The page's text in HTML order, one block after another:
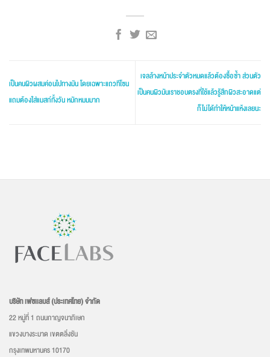
เป็นคนผิวผสมค่อนไปทางมัน โดยเฉพาะแถวทีโซน
แถมต้องใส่แมสก์ทั้งวัน หมักหมมมาก
เจลล้างหน้าประจำตัวหมดแล้วต้องซื้อซ้ำ ส่วนตัว
เป็นคนผิวมันเราชอบตรงที่ใช้แล้วรู้สึกผิวสะอาดแต่
ก็ไม่ได้ทำให้หน้าแห้งเลยนะ
บริษัท เฟซเเลบส์ (ประเทศไทย) จำกัด
22 หมู่ที่ 1 ถนนกาญจนาภิเษก
แขวงบางระมาด เขตตลิ่งชัน
กรุงเทพมหานคร 10170